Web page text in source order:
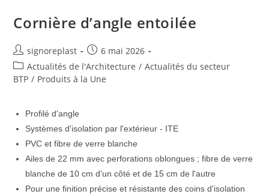
Cornière d’angle entoilée
signoreplast
6 mai 2026
Actualités de l'Architecture / Actualités du secteur
BTP / Produits à la Une
Profilé d'angle
Systèmes d'isolation par l'extérieur - ITE
PVC et fibre de verre blanche
Ailes de 22 mm avec perforations oblongues ; fibre de verre
blanche de 10 cm d'un côté et de 15 cm de l'autre
Pour une finition précise et résistante des coins d'isolation